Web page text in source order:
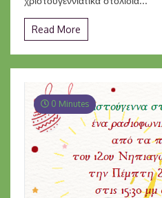
Read More
0 Minutes